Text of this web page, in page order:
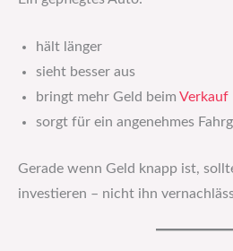
hält länger
sieht besser aus
bringt mehr Geld beim Verkauf
sorgt für ein angenehmes
Gerade wenn Geld knapp ist,
investieren – nicht ihn